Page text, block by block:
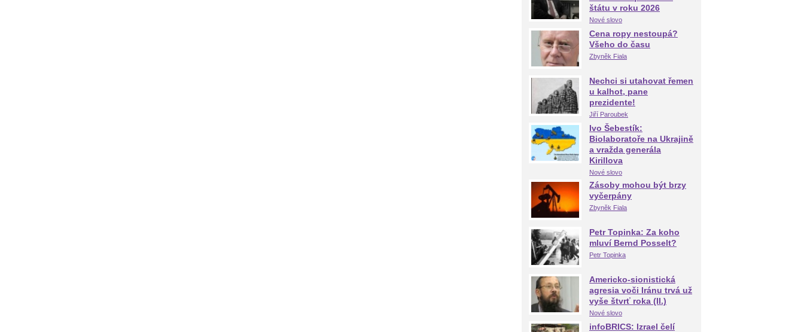
štátu v roku 2026
Nové slovo
Cena ropy nestoupá?
Všeho do času
Zbyněk Fiala
Nechci si utahovat řemen
u kalhot, pane
prezidente!
Jiří Paroubek
Ivo Šebestík:
Biolaboratoře na Ukrajině
a vražda generála
Kirillova
Nové slovo
Zásoby mohou být brzy
vyčerpány
Zbyněk Fiala
Petr Topinka: Za koho
mluví Bernd Posselt?
Petr Topinka
Americko-sionistická
agresia voči Iránu trvá už
vyše štvrť roka (II.)
Nové slovo
infoBRICS: Izrael čelí